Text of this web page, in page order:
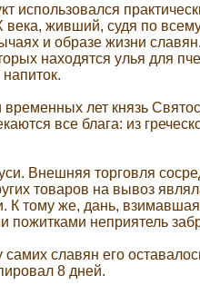
использовался
живший, судя по
и образе жизни
находятся улья для
лет князь
все блага: из
Внешняя торговля
товаров на вывоз
К тому же, дань,
неприятель
славян его
8 дней.